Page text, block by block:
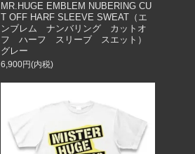
MR.HUGE EMBLEM NUBERING CU
T OFF HARF SLEEVE SWEAT（エ
ンブレム ナンバリング カットオ
フ ハーフ スリーブ スエット）
グレー
6,900円(内税)